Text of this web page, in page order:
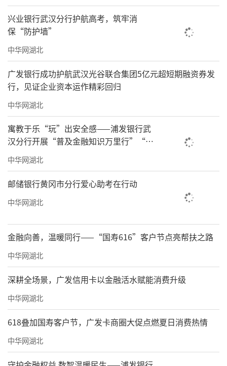
兴业银行武汉分行护航高考，筑牢消
保“防护墙”
中华网湖北
广发银行成功护航武汉光谷联合集团5亿元超短期融资券发
行，见证企业资本运作精彩回归
中华网湖北
寓教于乐“玩”出安全感——浦发银行武
汉分行开展“普及金融知识万里行”“慧
眼识坑 安全金融”趣味金融教育宣传活动
中华网湖北
邮储银行黄冈市分行爱心助考在行动
中华网湖北
金融向善，温暖同行——“国寿616”客户节点亮帮扶之路
中华网湖北
深耕全场景，广发信用卡以金融活水赋能消费升级
中华网湖北
618叠加国寿客户节，广发卡商圈大促点燃夏日消费热情
中华网湖北